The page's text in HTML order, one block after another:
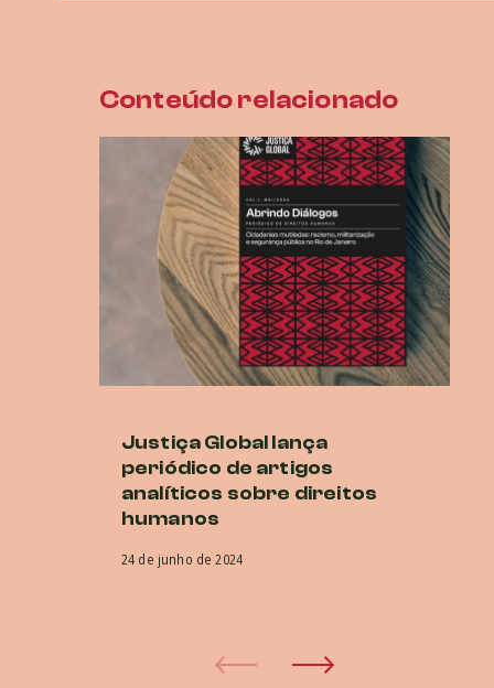
Conteúdo relacionado
Justiça Global lança
periódico de artigos
analíticos sobre direitos
humanos
24 de junho de 2024